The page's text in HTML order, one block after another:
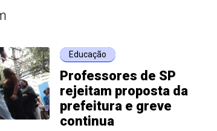
Educação
Professores de SP
rejeitam proposta da
prefeitura e greve
continua